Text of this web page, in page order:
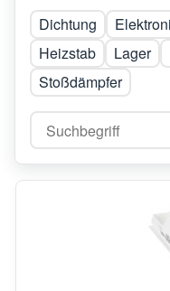
Dichtung
Heizstab
Lager
Stoßdämpfer